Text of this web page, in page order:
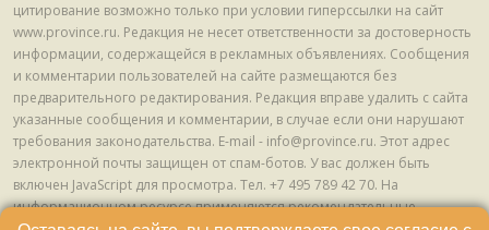
цитирование возможно только при условии гиперссылки на сайт
www.province.ru. Редакция не несет ответственности за достоверность
информации, содержащейся в рекламных объявлениях. Сообщения
и комментарии пользователей на сайте размещаются без
предварительного редактирования. Редакция вправе удалить с сайта
указанные сообщения и комментарии, в случае если они нарушают
требования законодательства. E-mail - info@province.ru. Этот адрес
электронной почты защищен от спам-ботов. У вас должен быть
включен JavaScript для просмотра. Tел. +7 495 789 42 70. На
информационном ресурсе применяются рекомендательные